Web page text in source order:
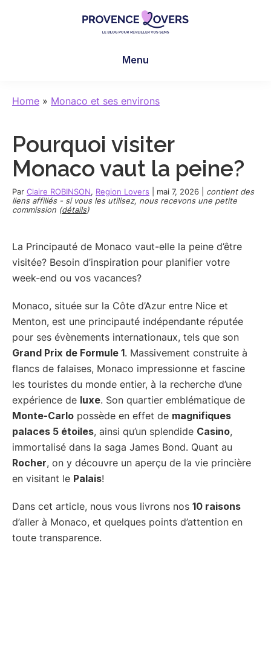
sens
-
blog
de
Claire
Menu
Home » Monaco et ses environs
Pourquoi visiter
Monaco vaut la peine?
Par Claire ROBINSON, Region Lovers mai 7, 2026
contient des
liens affiliés - si vous les utilisez, nous recevons une petite
commission (détails)
La Principauté de Monaco vaut-elle la peine d’être
visitée? Besoin d’inspiration pour planifier votre
week-end ou vos vacances?
Monaco, située sur la Côte d’Azur entre Nice et
Menton, est une principauté indépendante réputée
pour ses évènements internationaux, tels que son
Grand Prix de Formule 1. Massivement construite à
flancs de falaises, Monaco impressionne et fascine
les touristes du monde entier, à la recherche d’une
expérience de luxe. Son quartier emblématique de
Monte-Carlo possède en effet de magnifiques
palaces 5 étoiles, ainsi qu’un splendide Casino,
immortalisé dans la saga James Bond. Quant au
Rocher, on y découvre un aperçu de la vie princière
en visitant le Palais!
Dans cet article, nous vous livrons nos 10 raisons
d’aller à Monaco, et quelques points d’attention en
toute transparence.